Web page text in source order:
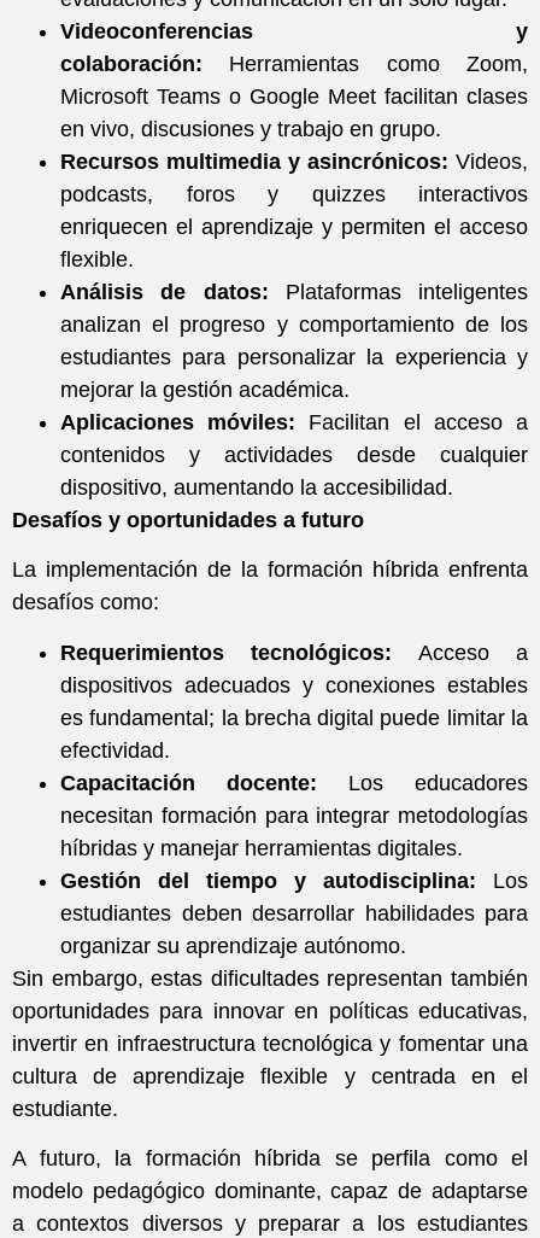
Videoconferencias y
colaboración: Herramientas como Zoom,
Microsoft Teams o Google Meet facilitan clases
en vivo, discusiones y trabajo en grupo.
Recursos multimedia y asincrónicos: Videos,
podcasts, foros y quizzes interactivos
enriquecen el aprendizaje y permiten el acceso
flexible.
Análisis de datos: Plataformas inteligentes
analizan el progreso y comportamiento de los
estudiantes para personalizar la experiencia y
mejorar la gestión académica.
Aplicaciones móviles: Facilitan el acceso a
contenidos y actividades desde cualquier
dispositivo, aumentando la accesibilidad.
Desafíos y oportunidades a futuro
La implementación de la formación híbrida enfrenta
desafíos como:
Requerimientos tecnológicos: Acceso a
dispositivos adecuados y conexiones estables
es fundamental; la brecha digital puede limitar la
efectividad.
Capacitación docente: Los educadores
necesitan formación para integrar metodologías
híbridas y manejar herramientas digitales.
Gestión del tiempo y autodisciplina: Los
estudiantes deben desarrollar habilidades para
organizar su aprendizaje autónomo.
Sin embargo, estas dificultades representan también
oportunidades para innovar en políticas educativas,
invertir en infraestructura tecnológica y fomentar una
cultura de aprendizaje flexible y centrada en el
estudiante.
A futuro, la formación híbrida se perfila como el
modelo pedagógico dominante, capaz de adaptarse
a contextos diversos y preparar a los estudiantes